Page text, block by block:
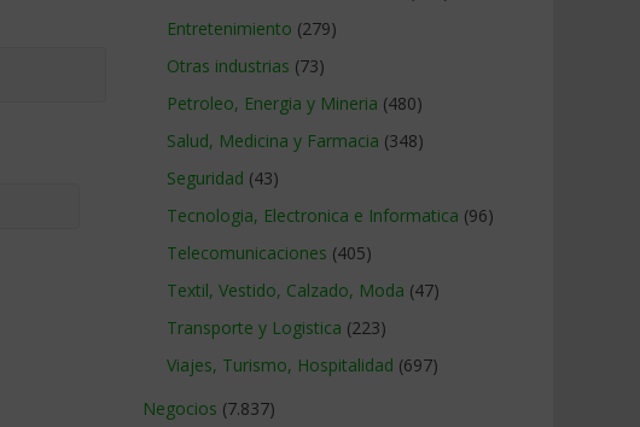
Entretenimiento (279)
Otras industrias (73)
Petroleo, Energia y Mineria (480)
Salud, Medicina y Farmacia (348)
Seguridad (43)
Tecnologia, Electronica e Informatica (96)
Telecomunicaciones (405)
Textil, Vestido, Calzado, Moda (47)
Transporte y Logistica (223)
Viajes, Turismo, Hospitalidad (697)
Negocios (7.837)